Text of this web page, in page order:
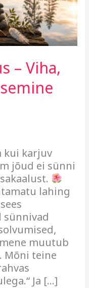
– Viha,
kui karjuv
jõud ei sünni
lahing
sünnivad
muutub
Mõni teine
Ja […]